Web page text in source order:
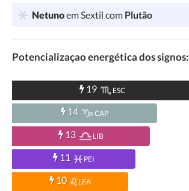
Netunoem Sextil com Plutão
Potencializaçao energética dos signos:
19 ESC
14 CAP
13 LIB
11 PEI
10 LEA